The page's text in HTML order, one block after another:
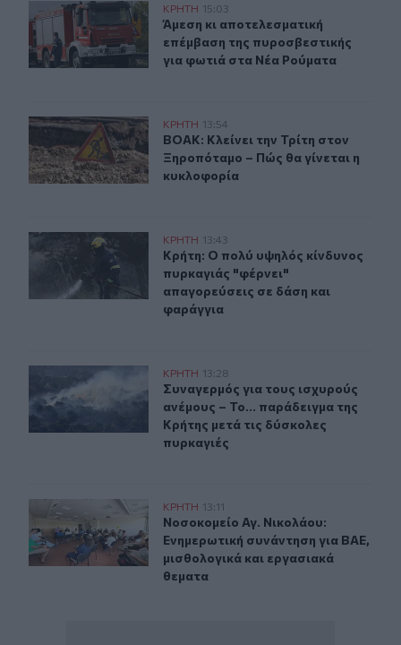
Άμεση κι αποτελεσματική επέμβαση της
ΚΡΗΤΗ 15:03
Άμεση κι αποτελεσματική
Άμεση κι αποτελεσματική
επέμβαση της πυροσβεστικής
για φωτιά στα Νέα Ρούματα
ΒΟΑΚ: Κλείνει την Τρίτη στον Ξηροπόταμο – Πώς θα
ΚΡΗΤΗ 13:54
ΒΟΑΚ: Κλείνει την Τρίτη στον
ΒΟΑΚ: Κλείνει την Τρίτη στον
Ξηροπόταμο – Πώς θα γίνεται η
κυκλοφορία
Κρήτη: Ο πολύ υψηλός κίνδυνος πυρκαγιάς "φέρνει"
ΚΡΗΤΗ 13:43
Κρήτη: Ο πολύ υψηλός κίνδυνος
Κρήτη: Ο πολύ υψηλός κίνδυνος
πυρκαγιάς "φέρνει"
απαγορεύσεις σε δάση και
φαράγγια
Συναγερμός για τους ισχυρούς ανέμους – Το...
ΚΡΗΤΗ 13:28
Συναγερμός για τους ισχυρούς
Συναγερμός για τους ισχυρούς
ανέμους – Το... παράδειγμα της
Κρήτης μετά τις δύσκολες
πυρκαγιές
Νοσοκομείο Αγ. Νικολάου: Ενημερωτική συνάντηση
ΚΡΗΤΗ 13:11
Νοσοκομείο Αγ. Νικολάου:
Νοσοκομείο Αγ. Νικολάου:
Ενημερωτική συνάντηση για ΒΑΕ,
μισθολογικά και εργασιακά
θεματα